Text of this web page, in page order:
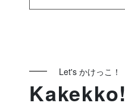
Let's かけっこ！
Kakekko!